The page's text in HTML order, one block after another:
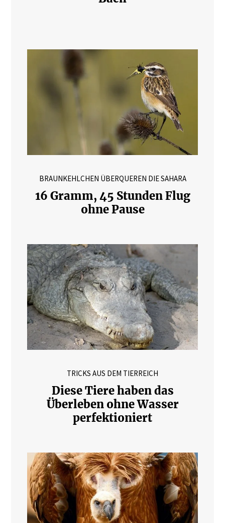
BRAUNKEHLCHEN ÜBERQUEREN DIE SAHARA
16 Gramm, 45 Stunden Flug
ohne Pause
TRICKS AUS DEM TIERREICH
Diese Tiere haben das
Überleben ohne Wasser
perfektioniert